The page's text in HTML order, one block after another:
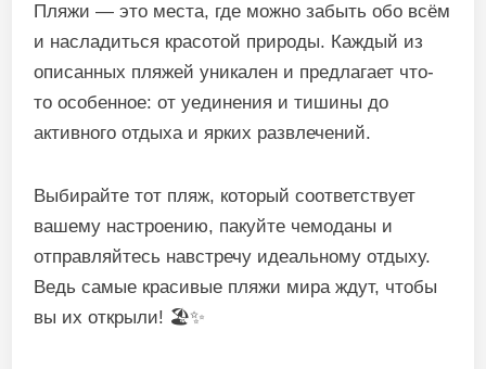
Пляжи — это места, где можно забыть обо всём
и насладиться красотой природы. Каждый из
описанных пляжей уникален и предлагает что-
то особенное: от уединения и тишины до
активного отдыха и ярких развлечений.
Выбирайте тот пляж, который соответствует
вашему настроению, пакуйте чемоданы и
отправляйтесь навстречу идеальному отдыху.
Ведь самые красивые пляжи мира ждут, чтобы
вы их открыли! 🏖️✨